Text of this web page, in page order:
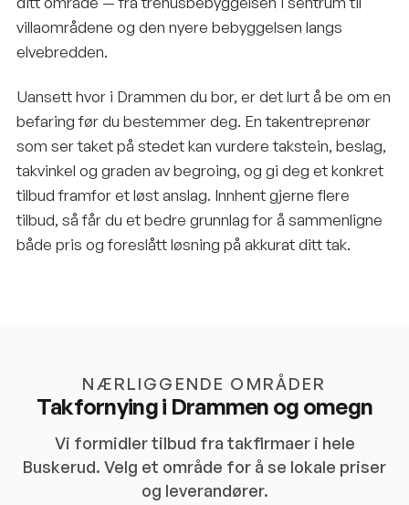
villaområdene og den nyere bebyggelsen langs
elvebredden.
Uansett hvor i Drammen du bor, er det lurt å be om en
befaring før du bestemmer deg. En takentreprenør
som ser taket på stedet kan vurdere takstein, beslag,
takvinkel og graden av begroing, og gi deg et konkret
tilbud framfor et løst anslag. Innhent gjerne flere
tilbud, så får du et bedre grunnlag for å sammenligne
både pris og foreslått løsning på akkurat ditt tak.
NÆRLIGGENDE OMRÅDER
Takfornying i Drammen og omegn
Vi formidler tilbud fra takfirmaer i hele
Buskerud. Velg et område for å se lokale priser
og leverandører.